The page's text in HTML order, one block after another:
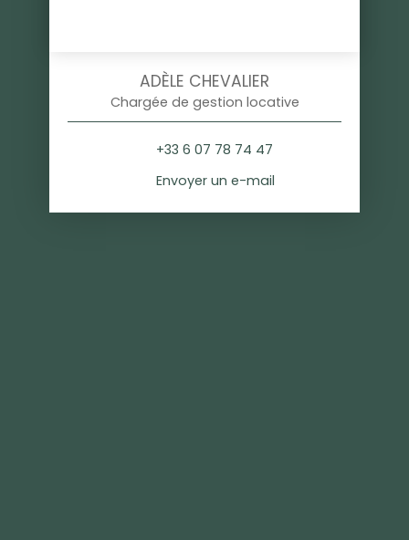
ADÈLE CHEVALIER
Chargée de gestion locative
+33 6 07 78 74 47
Envoyer un e-mail